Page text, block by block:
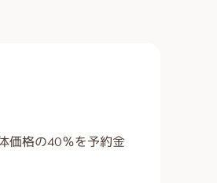
価格の40％を予約金